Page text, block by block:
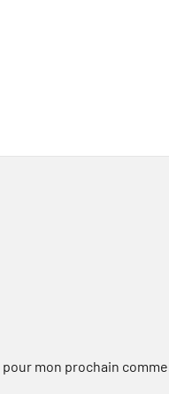
mon prochain